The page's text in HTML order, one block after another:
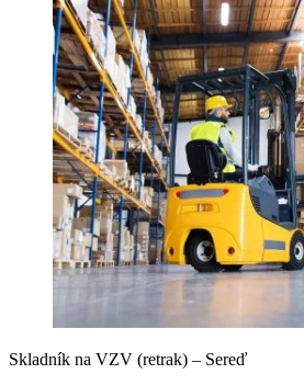
Skladník na VZV (retrak) – Sereď